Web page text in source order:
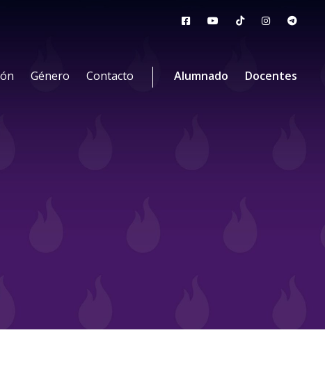
Género Contacto Alumnado Docentes